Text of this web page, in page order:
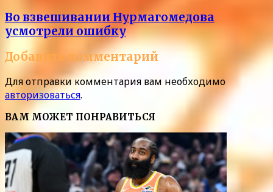
Во взвешивании Нурмагомедова
усмотрели ошибку
Добавить комментарий
Для отправки комментария вам необходимо
авторизоваться.
ВАМ МОЖЕТ ПОНРАВИТЬСЯ